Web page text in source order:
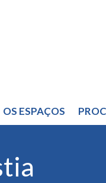
OS ESPAÇOS